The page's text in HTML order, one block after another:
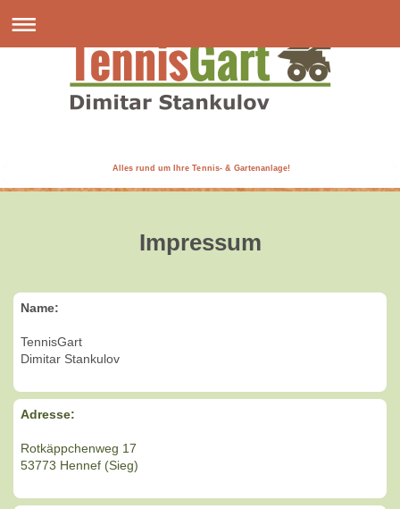
Alles rund um Ihre Tennis- & Gartenanlage!
Impressum
Name:
TennisGart
Dimitar Stankulov
Adresse:
Rotkäppchenweg 17
53773 Hennef (Sieg)